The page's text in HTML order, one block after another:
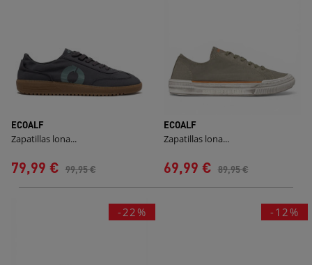
ECOALF
Zapatillas lona...
79,99 € 99,95 €
ECOALF
Zapatillas lona...
69,99 € 89,95 €
-22% -12%